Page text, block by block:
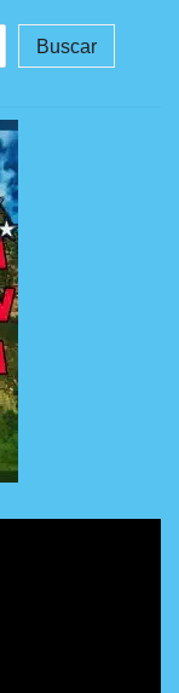
Buscar